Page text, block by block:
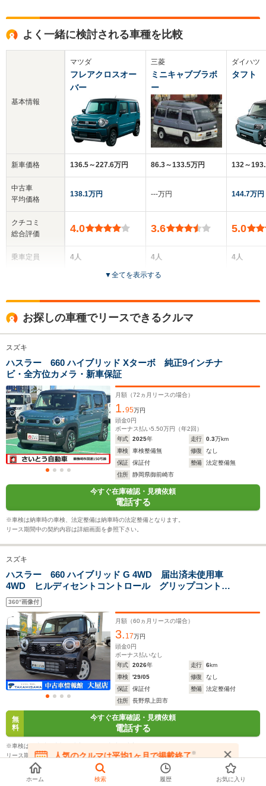
よく一緒に検討される車種を比較
基本情報
新車価格
中古車
平均価格
クチコミ
総合評価
乗車定員
サイズ
燃費
排気量
駆動方式
マツダ
フレアクロスオー
バー
136.5～227.6万円
138.1万円
4.0
4人
1.68m
全幅
1.48m
全長
ホイールベース
-m
20.4～25.0km/L
└市街地:18.1～
22.9km/L
26.4km/L
└高速道路:20.7～
FF、4WD
三菱
ミニキャブブラボ
ー
86.3～133.5万円
‐‐‐万円
3.6
4人
5ドア
1.87m～1.91m
全幅
3.2m～3.27m
ホイールベース
4WD、FF
ダイハツ
タフト
132～
144.7万円
5.0
4人
└市街地
└郊外
▼全てを表示する
お探しの車種でリースできるクルマ
スズキ
ハスラー 660 ハイブリッド Xターボ 純正9インチナ
ビ・全方位カメラ・新車保証
月額（72 ヵ月リースの場合）
1.95万円
頭金0円
ボーナス払い5.50万円（年2 回）
年式
2025年 走行 0.3万km
車検
車検整備無 修復
なし
保証
保証付 整備
法定整備無
住所
静岡県御前崎市
今すぐ在庫確認・見積依頼
電話する
※車検は納車時の車検、法定整備は納車時の法定整備となります。
リース期間中の契約内容は詳細画面を参照下さい。
スズキ
ハスラー 660 ハイブリッド G 4WD 届出済未使用車
4WD ヒルディセントコントロール グリップコントロ
ール スノーモード クルーズコントロール 電子パー
キング スズキセーフティー
360°画像付
月額（60 ヵ月リースの場合）
3. 17万円
頭金0円
ボーナス払いなし
年式
2026年 走行 6km
車検
'29/05 修復
なし
保証
保証付 整備
法定整備付
住所
長野県上田市
無
料
今すぐ在庫確認・見積依頼
電話する
※車検は納車時の車検、法定整備は納車時の法定整備となります。
リース期間中の契約内容は詳細画面を参照下さい。
人気のクルマは平均1ヶ月で掲載終了※
在庫が無くなる前にお問い合わせください
ホーム 検索 履歴 お気に入り